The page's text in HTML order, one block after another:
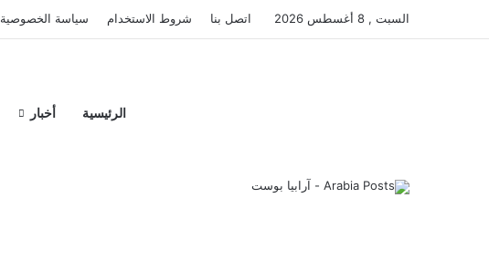
السبت , 8 أغسطس 2026 اتصل بنا شروط الاستخدام سياسة الخصوصية
الرئيسية أخبار